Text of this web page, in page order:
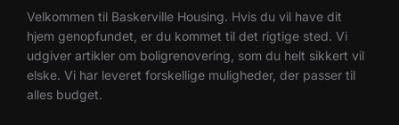
Velkommen til Baskerville Housing. Hvis du vil have dit
hjem genopfundet, er du kommet til det rigtige sted. Vi
udgiver artikler om boligrenovering, som du helt sikkert vil
elske. Vi har leveret forskellige muligheder, der passer til
alles budget.